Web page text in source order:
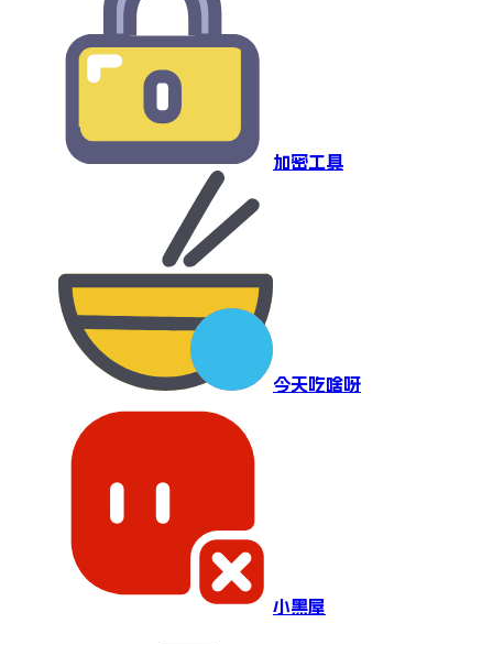
加密工具
今天吃啥呀
小黑屋